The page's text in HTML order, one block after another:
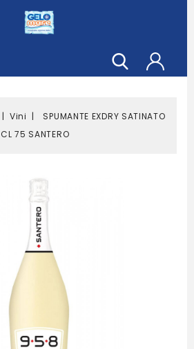
Vini
SPUMANTE EXDRY SATINATO
CL 75 SANTERO